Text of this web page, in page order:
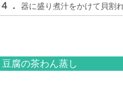
４． 器に盛り煮汁をかけて貝割
豆腐の茶わん蒸し